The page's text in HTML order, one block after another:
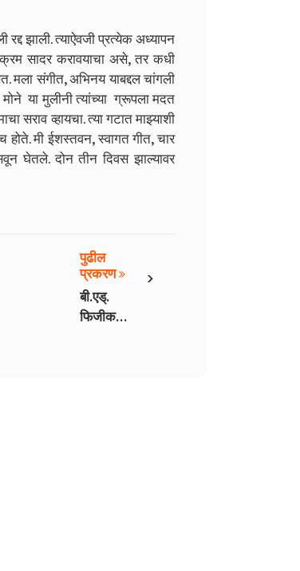
झाली. त्याऐवजी प्रत्येक अध्यापन
सादर करावयाचा असे, तर कधी
मला संगीत, अभिनय याबद्दल चांगली
या मुलीनी त्यांच्या ग्रूपला मदत
सराव व्हायचा. त्या गटात माझ्याशी
होते. मी ईशस्तवन, स्वागत गीत, चार
घेतले. दोन तीन दिवस झाल्यावर
›
पुढील
प्रकरण
बी.एड्.
फिजीकल -